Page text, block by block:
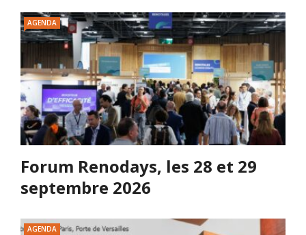
AGENDA
Forum Renodays, les 28 et 29
septembre 2026
AGENDA